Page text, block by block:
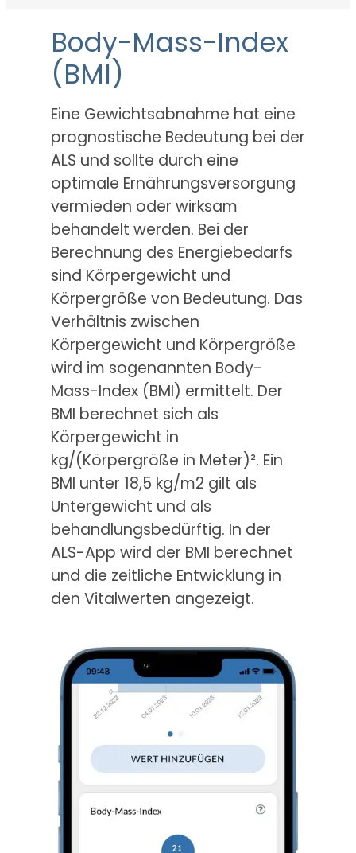
Body-Mass-Index
(BMI)
Eine Gewichtsabnahme hat eine
prognostische Bedeutung bei der
ALS und sollte durch eine
optimale Ernährungsversorgung
vermieden oder wirksam
behandelt werden. Bei der
Berechnung des Energiebedarfs
sind Körpergewicht und
Körpergröße von Bedeutung. Das
Verhältnis zwischen
Körpergewicht und Körpergröße
wird im sogenannten Body-
Mass-Index (BMI) ermittelt. Der
BMI berechnet sich als
Körpergewicht in
kg/(Körpergröße in Meter)². Ein
BMI unter 18,5 kg/m2 gilt als
Untergewicht und als
behandlungsbedürftig. In der
ALS-App wird der BMI berechnet
und die zeitliche Entwicklung in
den Vitalwerten angezeigt.